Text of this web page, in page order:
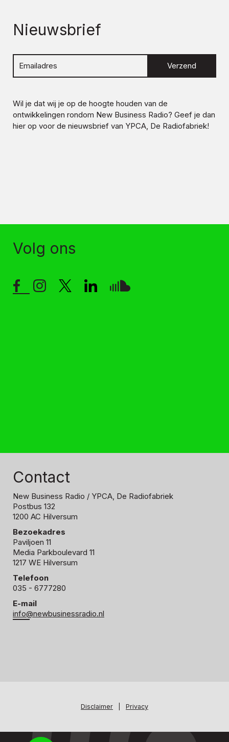
Nieuwsbrief
Verzend
Wil je dat wij je op de hoogte houden van de
ontwikkelingen rondom New Business Radio? Geef je dan
hier op voor de nieuwsbrief van YPCA, De Radiofabriek!
Volg ons
Contact
New Business Radio / YPCA, De Radiofabriek
Postbus 132
1200 AC Hilversum
Bezoekadres
Paviljoen 11
Media Parkboulevard 11
1217 WE Hilversum
Telefoon
035 - 6777280
E-mail
info@newbusinessradio.nl
Disclaimer Privacy